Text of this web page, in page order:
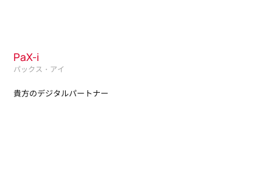
PaX-i
パックス・アイ
貴方のデジタルパートナー